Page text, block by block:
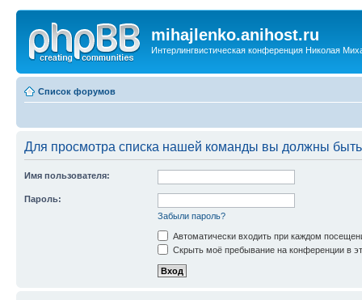
mihajlenko.anihost.ru
Интерлингвистическая конференция Николая
Список форумов
Для просмотра списка нашей команды вы должны
Имя пользователя:
Пароль:
Забыли пароль?
Автоматически входить при каждом
Скрыть моё пребывание на конференции в